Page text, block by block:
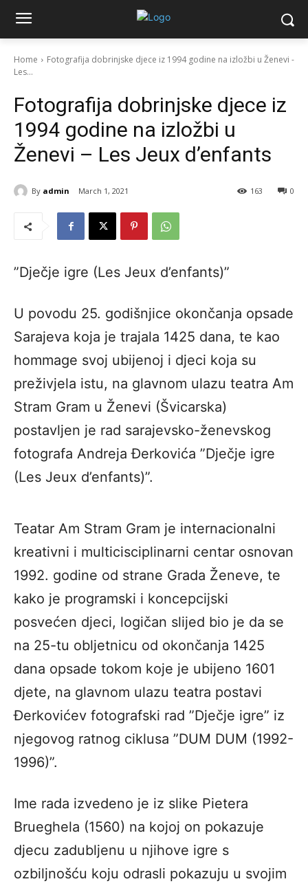
Home
Fotografija dobrinjske djece iz 1994 godine na izložbi u Ženevi -
Les...
Fotografija dobrinjske djece iz
1994 godine na izložbi u
Ženevi – Les Jeux d’enfants
By admin March 1, 2021 0
163
”Dječje igre (Les Jeux d’enfants)”
U povodu 25. godišnjice okončanja opsade
Sarajeva koja je trajala 1425 dana, te kao
hommage svoj ubijenoj i djeci koja su
preživjela istu, na glavnom ulazu teatra Am
Stram Gram u Ženevi (Švicarska)
postavljen je rad sarajevsko-ženevskog
fotografa Andreja Đerkovića ”Dječje igre
(Les Jeux d’enfants)”.
Teatar Am Stram Gram je internacionalni
kreativni i multicisciplinarni centar osnovan
1992. godine od strane Grada Ženeve, te
kako je programski i koncepcijski
posvećen djeci, logičan slijed bio je da se
na 25-tu obljetnicu od okončanja 1425
dana opsade tokom koje je ubijeno 1601
djete, na glavnom ulazu teatra postavi
Đerkovićev fotografski rad ”Dječje igre” iz
njegovog ratnog ciklusa ”DUM DUM (1992-
1996)”.
Ime rada izvedeno je iz slike Pietera
Brueghela (1560) na kojoj on pokazuje
djecu zadubljenu u njihove igre s
ozbiljnošću koju odrasli pokazuju u svojim